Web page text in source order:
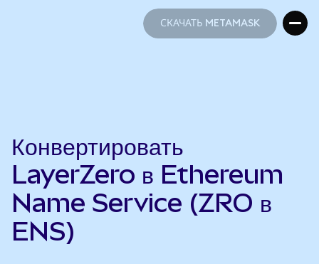
СКАЧАТЬ METAMASK
Конвертировать
LayerZero в Ethereum
Name Service (ZRO в
ENS)